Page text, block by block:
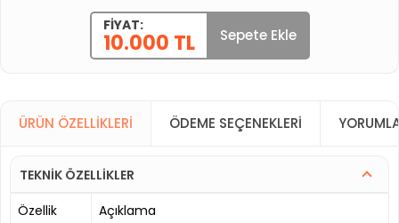
FIYAT:
10.000 TL Sepete Ekle
ÜRÜN ÖZELLIKLERI ÖDEME SEÇENEKLERI
TEKNİK ÖZELLİKLER
Özellik
Açıklama